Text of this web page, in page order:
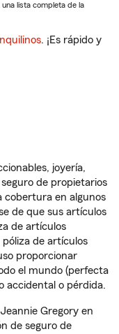
lista completa de la
. ¡Es rápido y
joyería,
de propietarios
cobertura en algunos
de que sus artículos
de artículos
póliza de artículos
proporcionar
el mundo (perfecta
accidental o pérdida.
Gregory en
de seguro de